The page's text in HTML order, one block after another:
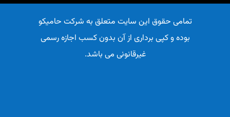
تمامی حقوق این سایت متعلق به شرکت حامیکو
بوده و کپی برداری از آن بدون کسب اجازه رسمی
غیرقانونی می باشد.